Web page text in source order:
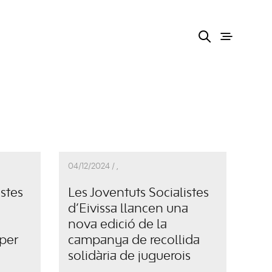
04/12/2024 / ,
Les Joventuts Socialistes
d’Eivissa llancen una
nova edició de la
campanya de recollida
solidària de juguerois